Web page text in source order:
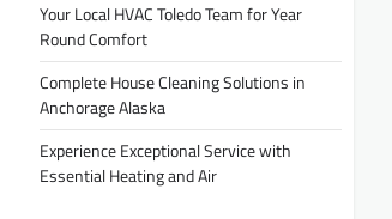
Your Local HVAC Toledo Team for Year
Round Comfort
Complete House Cleaning Solutions in
Anchorage Alaska
Experience Exceptional Service with
Essential Heating and Air